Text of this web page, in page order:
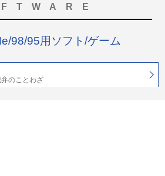
98/95用ソフト/ゲーム
のことわざ